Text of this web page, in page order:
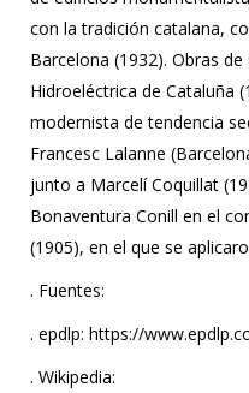
con la tradición catalana,
Barcelona (1932). Obras
Hidroeléctrica de Cataluña
modernista de tendencia
Francesc Lalanne
junto a Marcelí Coquillat
Bonaventura Conill en el
(1905), en el que se
. Fuentes:
. epdlp: https://
. Wikipedia: